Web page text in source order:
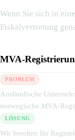
Wenn Sie sich in
Fiskalvertretung
MVA-
PROBLEM
Ausländische
norwegische MVA-
LÖSUNG
Wir bereiten Ihr